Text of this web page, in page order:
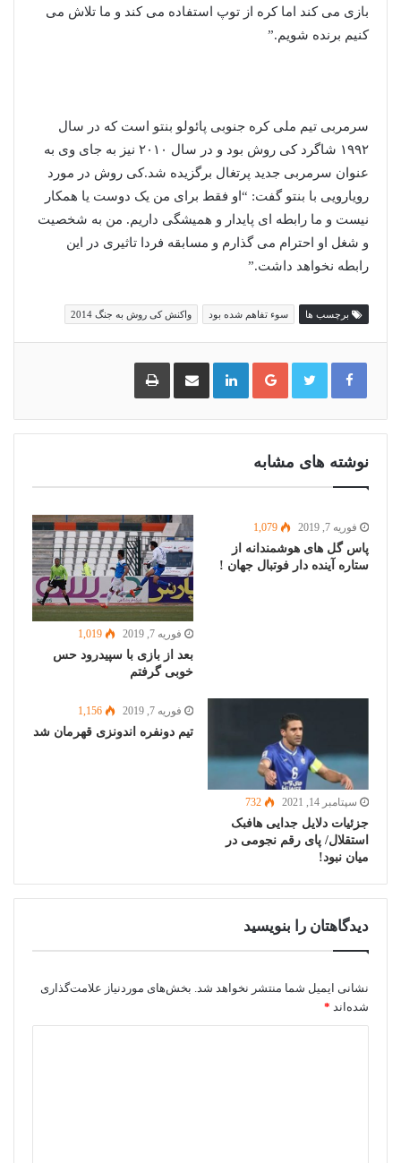
بازی می کند اما کره از توپ استفاده می کند و ما تلاش می
کنیم برنده شویم.”
سرمربی تیم ملی کره جنوبی پائولو بنتو است که در سال
۱۹۹۲ شاگرد کی روش بود و در سال ۲۰۱۰ نیز به جای وی به
عنوان سرمربی جدید پرتغال برگزیده شد.کی روش در مورد
رویارویی با بنتو گفت: “او فقط برای من یک دوست یا همکار
نیست و ما رابطه ای پایدار و همیشگی داریم. من به شخصیت
و شغل او احترام می گذارم و مسابقه فردا تاثیری در این
رابطه نخواهد داشت.”
برچسب ها سوء تفاهم شده بود واکنش کی روش به جنگ 2014
گوگل
پلاس
لینکدین اشتراک
گذاری
ایمیل
چاپ
نوشته های مشابه
فوریه 7, 2019 1,079
پاس گل های هوشمندانه از
ستاره آینده دار فوتبال جهان !
فوریه 7, 2019 1,019
بعد از بازی با سپیدرود حس
خوبی گرفتم
سپتامبر 14, 2021 732
جزئیات دلایل جدایی هافبک
استقلال/ پای رقم نجومی در
میان نبود!
فوریه 7, 2019 1,156
تیم دونفره اندونزی قهرمان شد
دیدگاهتان را بنویسید
نشانی ایمیل شما منتشر نخواهد شد. بخش‌های موردنیاز علامت‌گذاری
شده‌اند *